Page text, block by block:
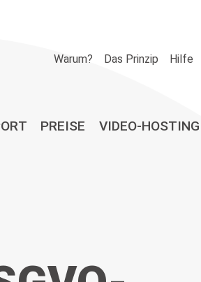
Warum? Das Prinzip Hilfe
PREISE VIDEO-HOSTING